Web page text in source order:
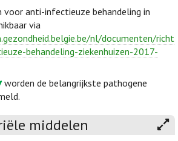
voor anti-infectieuze behandeling in
via
nl/documenten/richt
behandeling-ziekenhuizen-2017-
worden de belangrijkste pathogene
middelen